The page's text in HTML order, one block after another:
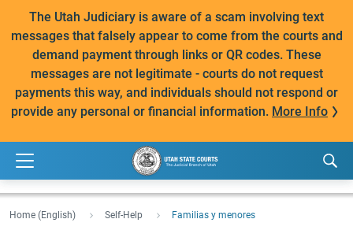
The Utah Judiciary is aware of a scam involving text
messages that falsely appear to come from the courts and
demand payment through links or QR codes. These
messages are not legitimate - courts do not request
payments this way, and individuals should not respond or
provide any personal or financial information. More Info
Home (English) Self-Help Familias y menores